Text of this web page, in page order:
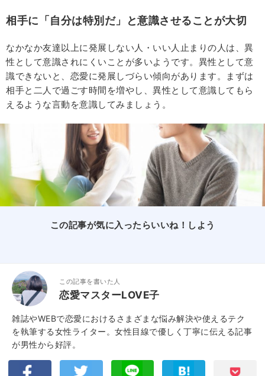
相手に「自分は特別だ」と意識させることが大切
なかなか友達以上に発展しない人・いい人止まりの人は、異
性として意識されにくいことが多いようです。異性として意
識できないと、恋愛に発展しづらい傾向があります。まずは
相手と二人で過ごす時間を増やし、異性として意識してもら
えるような言動を意識してみましょう。
この記事が気に入ったらいいね！しよう
この記事を書いた人
恋愛マスターLOVE子
雑誌やWEBで恋愛におけるさまざまな悩み解決や使えるテク
を執筆する女性ライター。女性目線で優しく丁寧に伝える記事
が男性から好評。